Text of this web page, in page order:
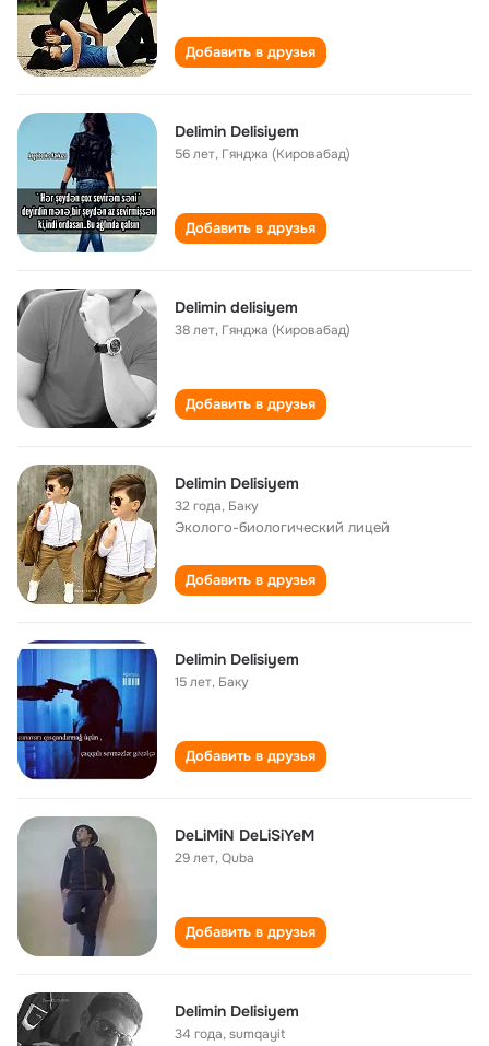
Добавить в друзья
Delimin Delisiyem
56 лет, Гянджа (Кировабад)
Добавить в друзья
Delimin delisiyem
38 лет, Гянджа (Кировабад)
Добавить в друзья
Delimin Delisiyem
32 года, Баку
Эколого-биологический лицей
Добавить в друзья
Delimin Delisiyem
15 лет, Баку
Добавить в друзья
DeLiMiN DeLiSiYeM
29 лет,Quba
Добавить в друзья
Delimin Delisiyem
34 года,sumqayit